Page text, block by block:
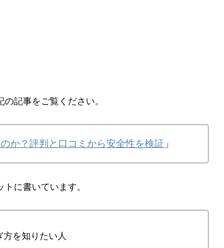
記事をご覧ください。
か？評判と口コミから安全性を検証 」
に書いています。
を知りたい人